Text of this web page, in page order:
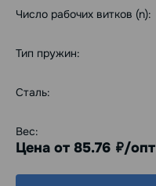
Число рабочих витков (n):
Тип пружин:
Сталь:
Вес:
Цена от 85.76 руб./опт